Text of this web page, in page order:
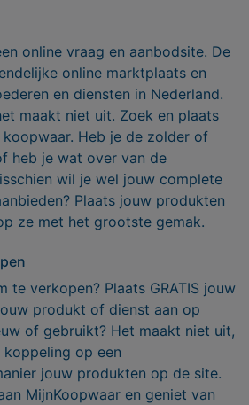
online vraag en aanbodsite. De
online marktplaats en
en diensten in Nederland.
maakt niet uit. Zoek en plaats
koopwaar. Heb je de zolder of
heb je wat over van de
wil je wel jouw complete
Plaats jouw produkten
ze met het grootste gemak.
te verkopen? Plaats GRATIS jouw
produkt of dienst aan op
of gebruikt? Het maakt niet uit,
op een
jouw produkten op de site.
MijnKoopwaar en geniet van